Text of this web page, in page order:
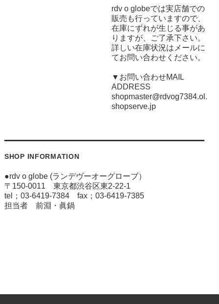
rdv o globeでは実店舗での
販売も行っていますので、
在庫にずれが生じる事があ
りますが、ご了承下さい。
詳しい在庫状況はメールに
てお問い合わせください。
▼お問い合わせMAIL
ADDRESS
shopmaster@rdvog7384.ol.
shopserve.jp
SHOP INFORMATION
●rdv o globe (ランデヴーオーグローブ）
〒150-0011 東京都渋谷区東2-22-1
tel；03-6419-7384 fax；03-6419-7385
担当者 前淵・眞鍋